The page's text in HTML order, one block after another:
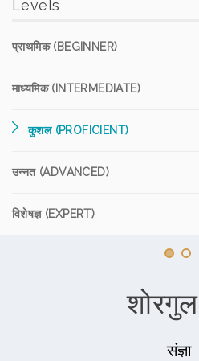
Levels
प्राथमिक (BEGINNER)
माध्यमिक (INTERMEDIATE)
कुशल (PROFICIENT)
उन्नत (ADVANCED)
विशेषज्ञ (EXPERT)
शोरगुल
संज्ञा